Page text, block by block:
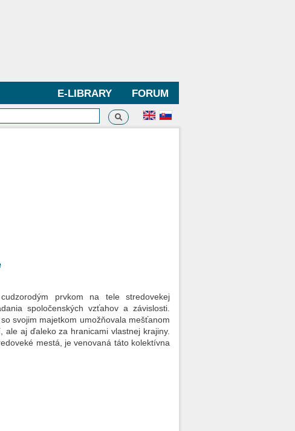
FORUM
E-LIBRARY
form
Search
prvkom na tele stredovekej
spoločenských vzťahov a závislosti.
svojim majetkom umožňovala mešťanom
aj ďaleko za hranicami vlastnej krajiny.
mestá, je venovaná táto kolektívna